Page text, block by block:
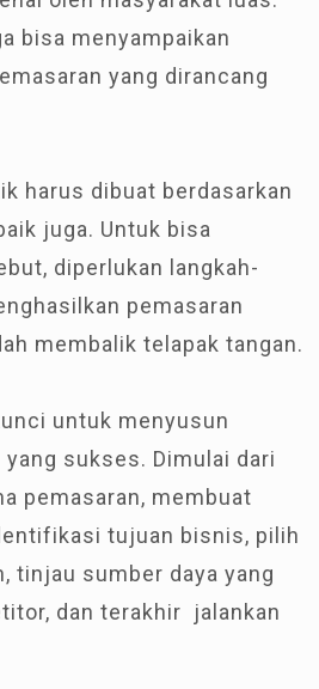
bisa menyampaikan
yang dirancang
harus dibuat berdasarkan
juga. Untuk bisa
diperlukan langkah-
pemasaran
membalik telapak tangan.
untuk menyusun
sukses. Dimulai dari
pemasaran, membuat
tujuan bisnis, pilih
tinjau sumber daya yang
dan terakhir jalankan